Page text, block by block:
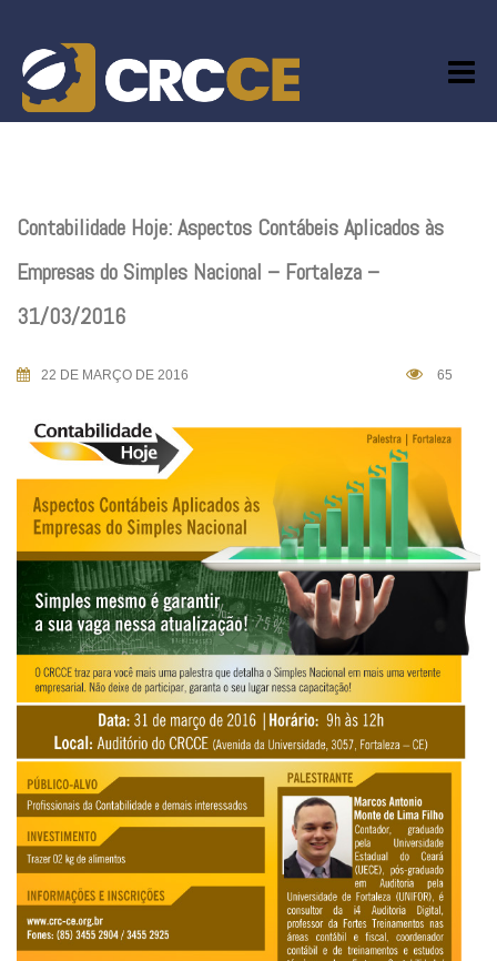
content
Contabilidade Hoje: Aspectos Contábeis Aplicados às
Empresas do Simples Nacional – Fortaleza –
31/03/2016
22 DE MARÇO DE 2016 65